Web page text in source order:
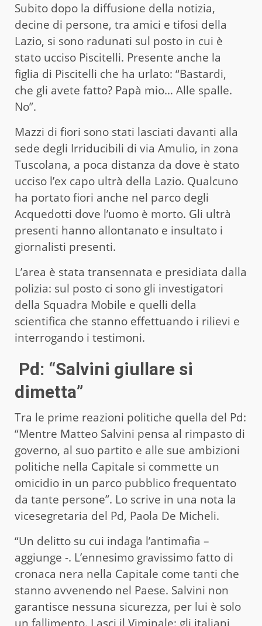
Subito dopo la diffusione della notizia,
decine di persone, tra amici e tifosi della
Lazio, si sono radunati sul posto in cui è
stato ucciso Piscitelli. Presente anche la
figlia di Piscitelli che ha urlato: “Bastardi,
che gli avete fatto? Papà mio… Alle spalle.
No”.
Mazzi di fiori sono stati lasciati davanti alla
sede degli Irriducibili di via Amulio, in zona
Tuscolana, a poca distanza da dove è stato
ucciso l’ex capo ultrà della Lazio. Qualcuno
ha portato fiori anche nel parco degli
Acquedotti dove l’uomo è morto. Gli ultrà
presenti hanno allontanato e insultato i
giornalisti presenti.
L’area è stata transennata e presidiata dalla
polizia: sul posto ci sono gli investigatori
della Squadra Mobile e quelli della
scientifica che stanno effettuando i rilievi e
interrogando i testimoni.
Pd: “Salvini giullare si
dimetta”
Tra le prime reazioni politiche quella del Pd:
“Mentre Matteo Salvini pensa al rimpasto di
governo, al suo partito e alle sue ambizioni
politiche nella Capitale si commette un
omicidio in un parco pubblico frequentato
da tante persone”. Lo scrive in una nota la
vicesegretaria del Pd, Paola De Micheli.
“Un delitto su cui indaga l’antimafia –
aggiunge -. L’ennesimo gravissimo fatto di
cronaca nera nella Capitale come tanti che
stanno avvenendo nel Paese. Salvini non
garantisce nessuna sicurezza, per lui è solo